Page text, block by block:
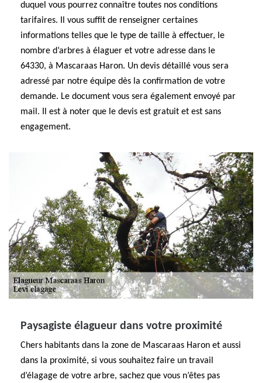
duquel vous pourrez connaître toutes nos conditions
tarifaires. Il vous suffit de renseigner certaines
informations telles que le type de taille à effectuer, le
nombre d’arbres à élaguer et votre adresse dans le
64330, à Mascaraas Haron. Un devis détaillé vous sera
adressé par notre équipe dès la confirmation de votre
demande. Le document vous sera également envoyé par
mail. Il est à noter que le devis est gratuit et est sans
engagement.
Paysagiste élagueur dans votre proximité
Chers habitants dans la zone de Mascaraas Haron et aussi
dans la proximité, si vous souhaitez faire un travail
d’élagage de votre arbre, sachez que vous n’êtes pas